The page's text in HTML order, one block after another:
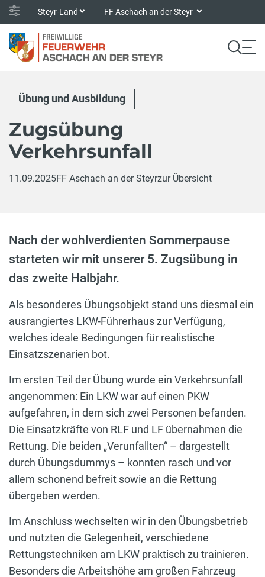
Steyr-Land FF Aschach an der Steyr
Übung und Ausbildung
Zugsübung
Verkehrsunfall
11.09.2025FF Aschach an der Steyrzur Übersicht
Nach der wohlverdienten Sommerpause
starteten wir mit unserer 5. Zugsübung in
das zweite Halbjahr.
Als besonderes Übungsobjekt stand uns diesmal ein
ausrangiertes LKW-Führerhaus zur Verfügung,
welches ideale Bedingungen für realistische
Einsatzszenarien bot.
Im ersten Teil der Übung wurde ein Verkehrsunfall
angenommen: Ein LKW war auf einen PKW
aufgefahren, in dem sich zwei Personen befanden.
Die Einsatzkräfte von RLF und LF übernahmen die
Rettung. Die beiden „Verunfallten“ – dargestellt
durch Übungsdummys – konnten rasch und vor
allem schonend befreit sowie an die Rettung
übergeben werden.
Im Anschluss wechselten wir in den Übungsbetrieb
und nutzten die Gelegenheit, verschiedene
Rettungstechniken am LKW praktisch zu trainieren.
Besonders die Arbeitshöhe am großen Fahrzeug